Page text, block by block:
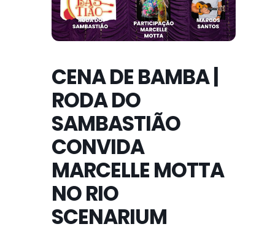
CENA DE BAMBA |
RODA DO
SAMBASTIÃO
CONVIDA
MARCELLE MOTTA
NO RIO
SCENARIUM